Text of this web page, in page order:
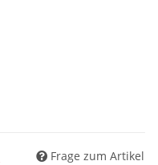
Frage zum Artikel